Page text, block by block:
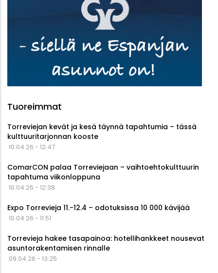
Tuoreimmat
Torreviejan kevät ja kesä täynnä tapahtumia – tässä
kulttuuritarjonnan kooste
10.04.26 - 12:47
ComarCON palaa Torreviejaan – vaihtoehtokulttuurin
tapahtuma viikonloppuna
10.04.26 - 12:38
Expo Torrevieja 11.-12.4 – odotuksissa 10 000 kävijää
10.04.26 - 11:51
Torrevieja hakee tasapainoa: hotellihankkeet nousevat
asuntorakentamisen rinnalle
09.04.26 - 13:25